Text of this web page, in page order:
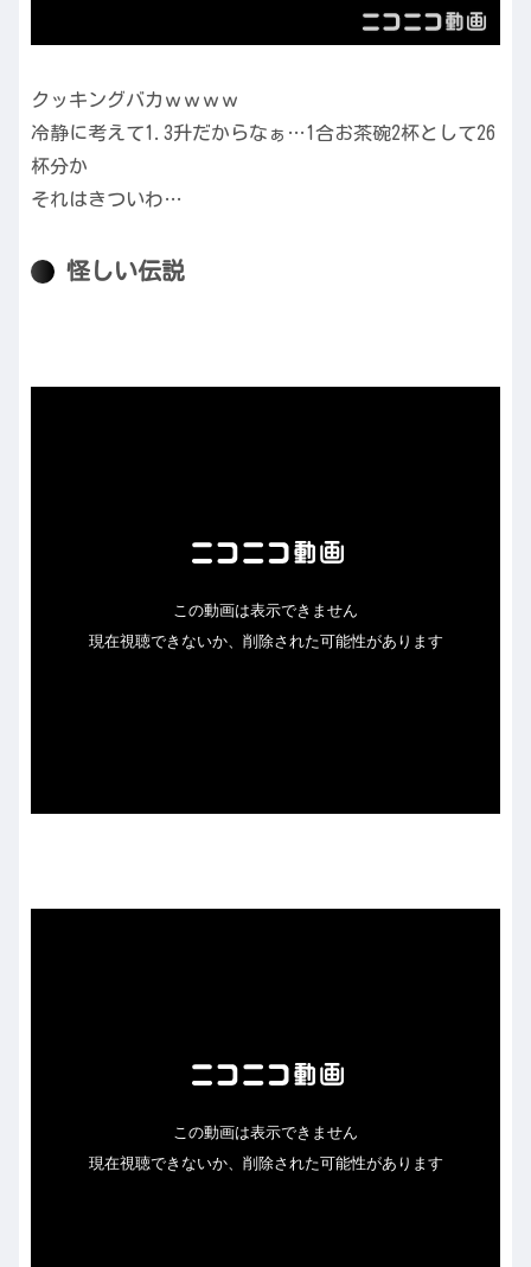
クッキングバカｗｗｗｗ
冷静に考えて1.3升だからなぁ…1合お茶碗2杯として26
杯分か
それはきついわ…
怪しい伝説